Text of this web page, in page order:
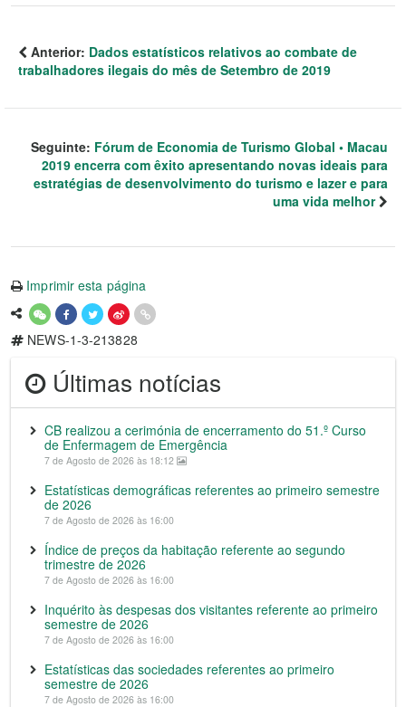
Anterior: Dados estatísticos relativos ao combate de
trabalhadores ilegais do mês de Setembro de 2019
Seguinte: Fórum de Economia de Turismo Global • Macau
2019 encerra com êxito apresentando novas ideais para
estratégias de desenvolvimento do turismo e lazer e para
uma vida melhor
Imprimir esta página
NEWS-1-3-213828
Últimas notícias
CB realizou a cerimónia de encerramento do 51.º Curso
de Enfermagem de Emergência
7 de Agosto de 2026 às 18:12
Estatísticas demográficas referentes ao primeiro semestre
de 2026
7 de Agosto de 2026 às 16:00
Índice de preços da habitação referente ao segundo
trimestre de 2026
7 de Agosto de 2026 às 16:00
Inquérito às despesas dos visitantes referente ao primeiro
semestre de 2026
7 de Agosto de 2026 às 16:00
Estatísticas das sociedades referentes ao primeiro
semestre de 2026
7 de Agosto de 2026 às 16:00